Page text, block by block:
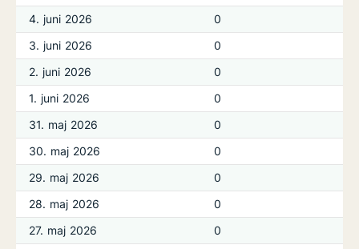
4. juni 2026
0
3. juni 2026
0
2. juni 2026
0
1. juni 2026
0
31. maj 2026
0
30. maj 2026
0
29. maj 2026
0
28. maj 2026
0
27. maj 2026
0